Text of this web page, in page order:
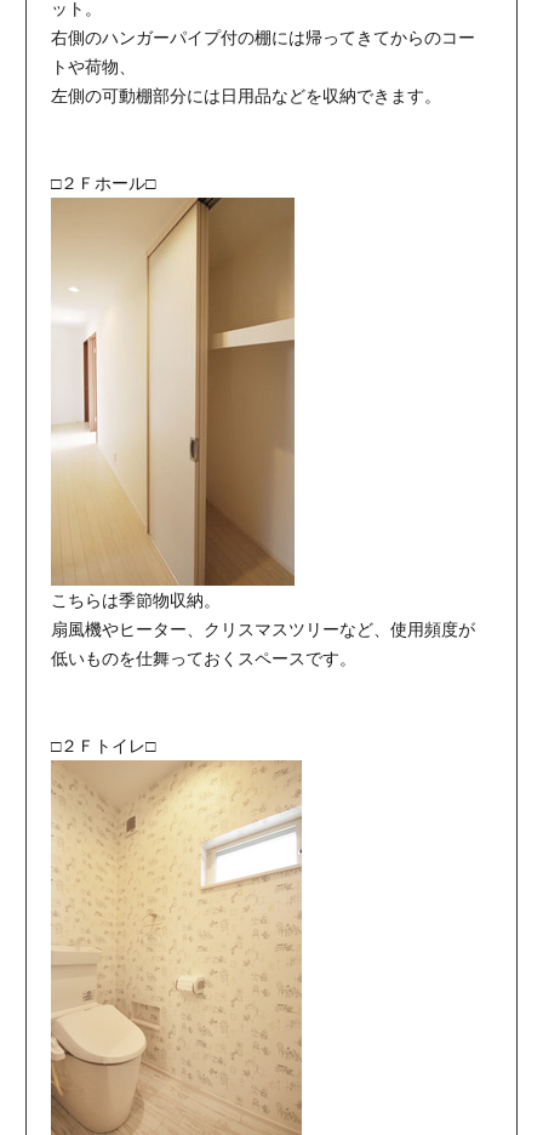
ット。
右側のハンガーパイプ付の棚には帰ってきてからのコー
トや荷物、
左側の可動棚部分には日用品などを収納できます。
□２Ｆホール□
こちらは季節物収納。
扇風機やヒーター、クリスマスツリーなど、使用頻度が
低いものを仕舞っておくスペースです。
□２Ｆトイレ□